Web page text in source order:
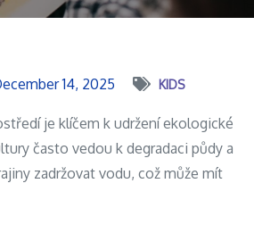
14, 2025 KIDS
je klíčem k udržení ekologické
často vedou k degradaci půdy a
zadržovat vodu, což může mít